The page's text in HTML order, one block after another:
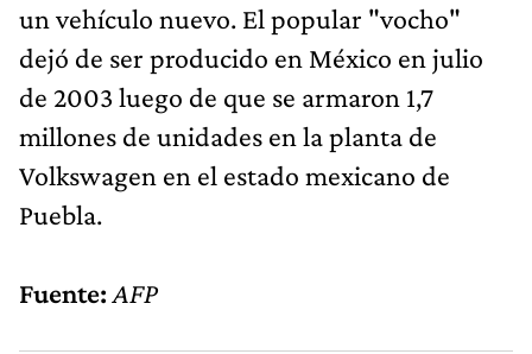
un vehículo nuevo. El popular "vocho"
dejó de ser producido en México en julio
de 2003 luego de que se armaron 1,7
millones de unidades en la planta de
Volkswagen en el estado mexicano de
Puebla.
Fuente: AFP